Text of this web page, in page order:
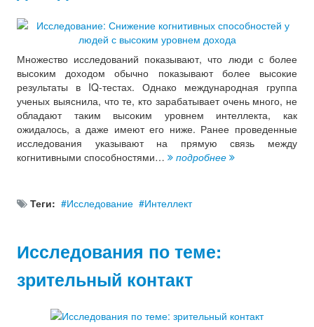
Множество исследований показывают, что люди с более
высоким доходом обычно показывают более высокие
результаты в IQ-тестах. Однако международная группа
ученых выяснила, что те, кто зарабатывает очень много, не
обладают таким высоким уровнем интеллекта, как
ожидалось, а даже имеют его ниже. Ранее проведенные
исследования указывают на прямую связь между
когнитивными способностями…
подробнее
Теги: Исследование Интеллект
Исследования по теме:
зрительный контакт